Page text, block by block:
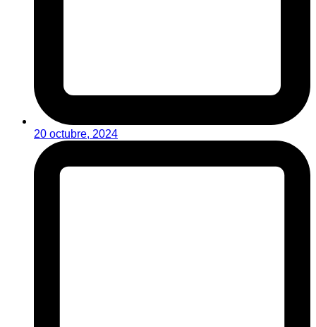
20 octubre, 2024